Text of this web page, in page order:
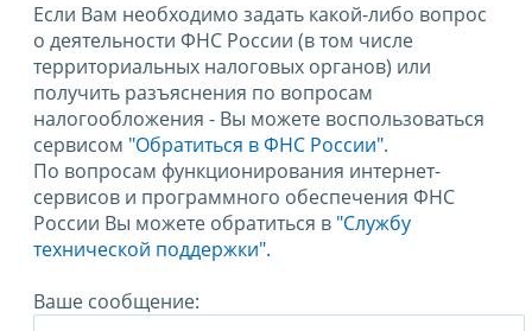
Если Вам необходимо задать какой-либо вопрос
о деятельности ФНС России (в том числе
территориальных налоговых органов) или
получить разъяснения по вопросам
налогообложения - Вы можете воспользоваться
сервисом "Обратиться в ФНС России".
По вопросам функционирования интернет-
сервисов и программного обеспечения ФНС
России Вы можете обратиться в "Службу
технической поддержки".
Ваше сообщение: